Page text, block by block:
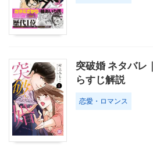
突破婚 ネタバレ
らすじ解説
恋愛・ロマンス